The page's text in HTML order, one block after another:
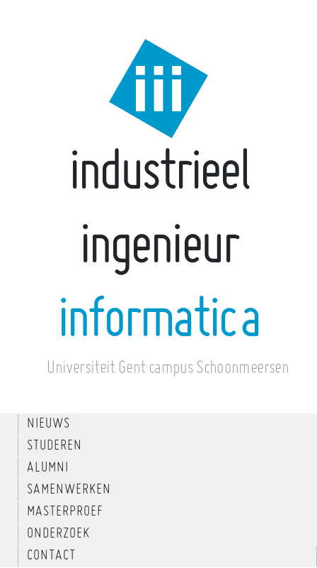
industrieel
ingenieur
informatica
Universiteit Gent campus Schoonmeersen
NIEUWS
STUDEREN
ALUMNI
SAMENWERKEN
MASTERPROEF
ONDERZOEK
CONTACT